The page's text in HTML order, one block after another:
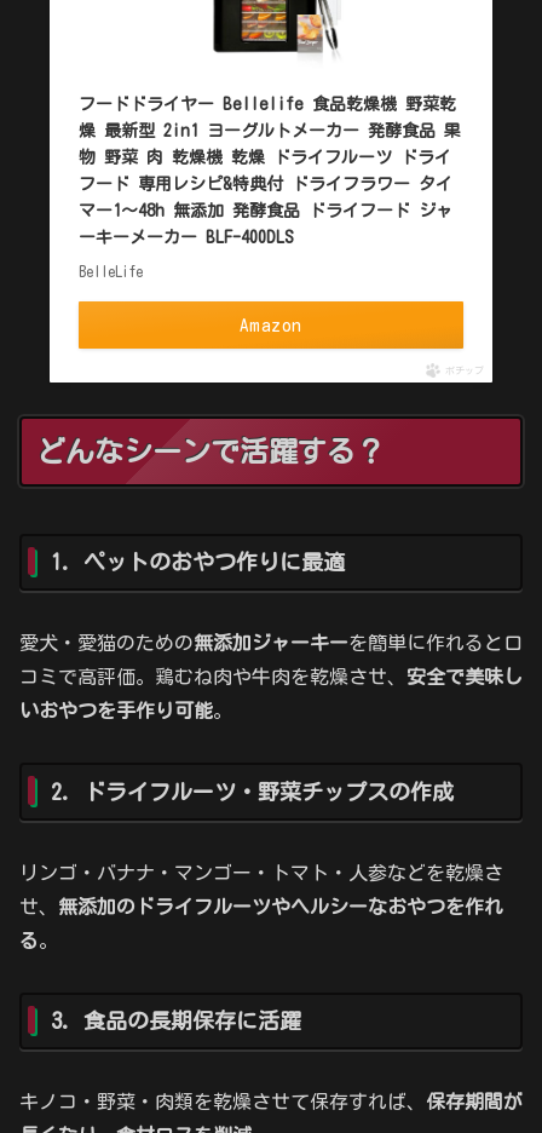
フードドライヤー Bellelife 食品乾燥機 野菜乾
燥 最新型 2in1 ヨーグルトメーカー 発酵食品 果
物 野菜 肉 乾燥機 乾燥 ドライフルーツ ドライ
フード 専用レシピ&特典付 ドライフラワー タイ
マー1〜48h 無添加 発酵食品 ドライフード ジャ
ーキーメーカー BLF-400DLS
BelleLife
Amazon
ポチップ
どんなシーンで活躍する？
1. ペットのおやつ作りに最適
愛犬・愛猫のための無添加ジャーキーを簡単に作れると口
コミで高評価。鶏むね肉や牛肉を乾燥させ、 安全で美味し
いおやつを手作り可能。
2. ドライフルーツ・野菜チップスの作成
リンゴ・バナナ・マンゴー・トマト・人参などを乾燥さ
せ、 無添加のドライフルーツやヘルシーなおやつを作れ
る。
3. 食品の長期保存に活躍
キノコ・野菜・肉類を乾燥させて保存すれば、 保存期間が